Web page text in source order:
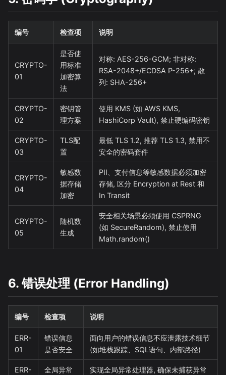
编号 检查项 说明
CRYPTO-
01
是否使
用标准
加密算
法
对称: AES-256-GCM; 非对称:
RSA-2048+/ECDSA P-256+; 散
列: SHA-256+
CRYPTO-
02
密钥管
理方案
使用 KMS (如 AWS KMS,
HashiCorp Vault), 禁止硬编码密钥
CRYPTO-
03
TLS配
置
最低 TLS 1.2, 推荐 TLS 1.3, 禁用不
安全的密码套件
CRYPTO-
04
敏感数
据存储
加密
PII、支付信息等敏感数据必须加密
存储, 区分 Encryption at Rest 和
In Transit
CRYPTO-
05
随机数
生成
安全相关场景必须使用 CSPRNG
(如 SecureRandom), 禁止使用
Math.random()
6. 错误处理 (Error Handling)
编号 检查项 说明
ERR-
01
错误信息
是否安全
面向用户的错误信息不应泄露技术细节
(如堆栈跟踪、SQL语句、内部路径)
ERR-
全局异常
实现全局异常处理器, 确保未捕获异常